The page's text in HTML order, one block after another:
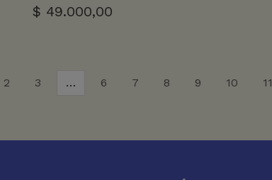
$ 49.000,00
2 3 … 6 7 8 9 10 11